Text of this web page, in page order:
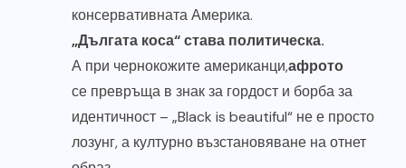
консервативната Америка.
„Дългата коса“ става политическа.
А при чернокожите американци,афрото
се превръща в знак за гордост и борба за
идентичност – „Black is beautiful“ не е просто
лозунг, а културно възстановяване на отнет